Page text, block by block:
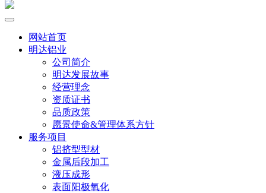
网站首页
明达铝业
公司简介
明达发展故事
经营理念
资质证书
品质政策
愿景使命&管理体系方针
服务项目
铝挤型型材
金属后段加工
液压成形
表面阳极氧化